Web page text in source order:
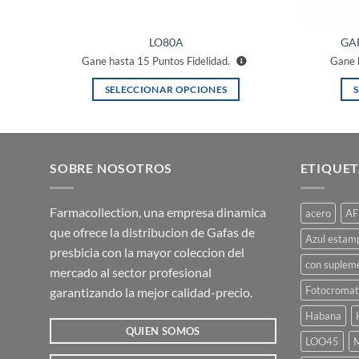
LO80A
Gane hasta 15 Puntos Fidelidad.
SELECCIONAR OPCIONES
múltiples
opciones
se
pueden
elegir
en
página
Gane
SOBRE NOSOTROS
Farmacollection, una empresa dinamica
que ofrece la distribucion de Gafas de
presbicia con la mayor coleccion del
mercado al sector profesional
garantizando la mejor calidad-precio.
QUIEN SOMOS
acero
Azul
con
Habana
LOO45